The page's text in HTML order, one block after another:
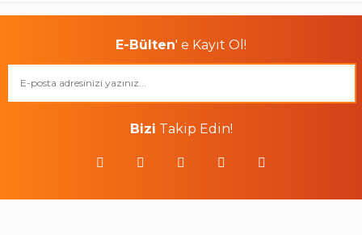
E-Bülten' e Kayıt Ol!
Bizi Takip Edin!